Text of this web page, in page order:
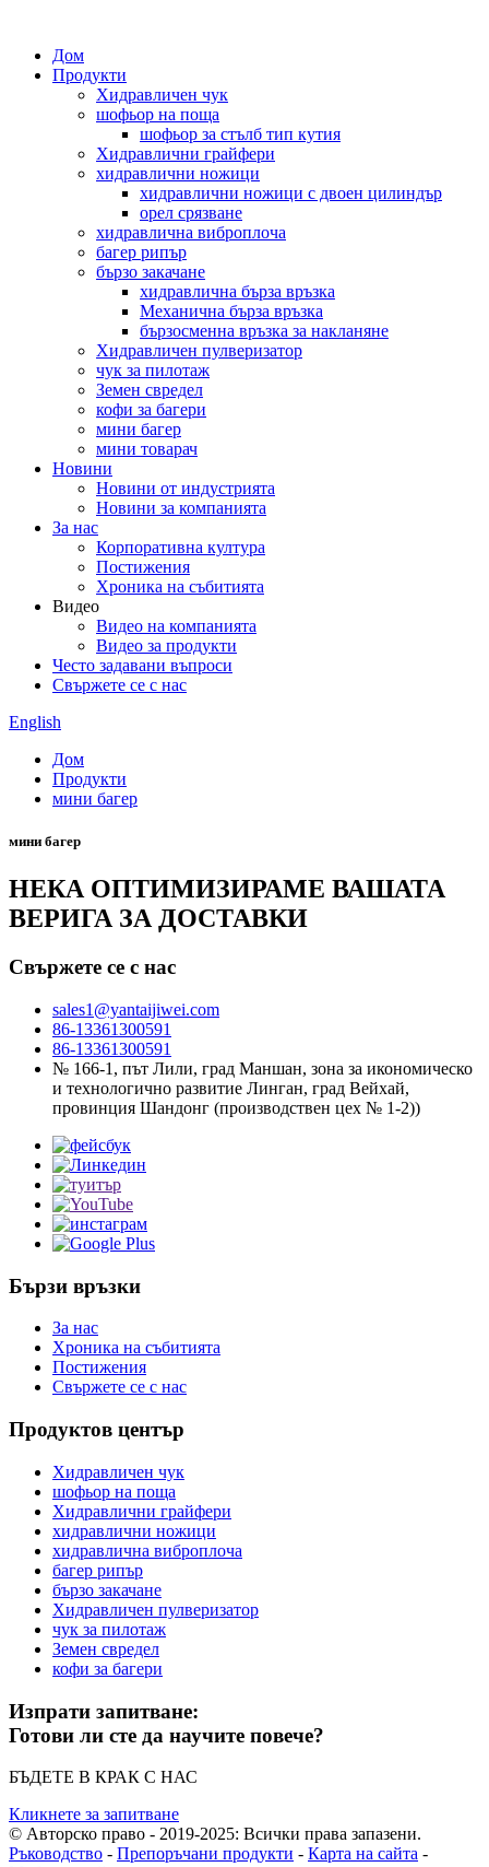
Дом
Продукти
Хидравличен чук
шофьор на поща
шофьор за стълб тип кутия
Хидравлични грайфери
хидравлични ножици
хидравлични ножици с двоен цилиндър
орел срязване
хидравлична виброплоча
багер рипър
бързо закачане
хидравлична бърза връзка
Механична бърза връзка
бързосменна връзка за накланяне
Хидравличен пулверизатор
чук за пилотаж
Земен свредел
кофи за багери
мини багер
мини товарач
Новини
Новини от индустрията
Новини за компанията
За нас
Корпоративна култура
Постижения
Хроника на събитията
Видео
Видео на компанията
Видео за продукти
Често задавани въпроси
Свържете се с нас
English
Дом
Продукти
мини багер
мини багер
НЕКА ОПТИМИЗИРАМЕ ВАШАТА
ВЕРИГА ЗА ДОСТАВКИ
Свържете се с нас
sales1@yantaijiwei.com
86-13361300591
86-13361300591
№ 166-1, път Лили, град Маншан, зона за икономическо
и технологично развитие Линган, град Вейхай,
провинция Шандонг (производствен цех № 1-2))
Бързи връзки
За нас
Хроника на събитията
Постижения
Свържете се с нас
Продуктов център
Хидравличен чук
шофьор на поща
Хидравлични грайфери
хидравлични ножици
хидравлична виброплоча
багер рипър
бързо закачане
Хидравличен пулверизатор
чук за пилотаж
Земен свредел
кофи за багери
Изпрати запитване:
Готови ли сте да научите повече?
БЪДЕТЕ В КРАК С НАС
Кликнете за запитване
© Авторско право - 2019-2025: Всички права запазени.
Ръководство - Препоръчани продукти - Карта на сайта -